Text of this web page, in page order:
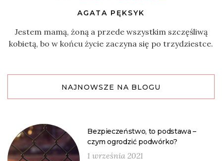
AGATA PĘKSYK
Jestem mamą, żoną a przede wszystkim szczęśliwą
kobietą, bo w końcu życie zaczyna się po trzydziestce.
NAJNOWSZE NA BLOGU
Bezpieczeństwo, to podstawa –
czym ogrodzić podwórko?
1 września 2021